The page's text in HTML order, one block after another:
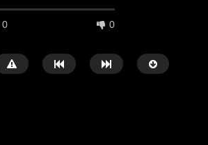
0 0